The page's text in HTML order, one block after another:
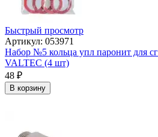
Быстрый просмотр
Артикул: 053971
Набор №5 кольца упл паронит для
VALTEC (4 шт)
48 ₽
В корзину